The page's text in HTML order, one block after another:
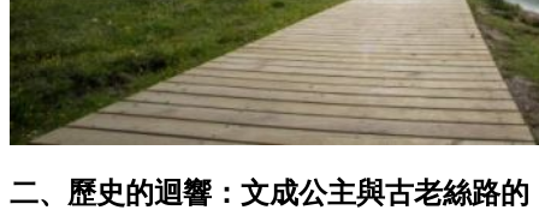
二、歷史的迴響：文成公主與古老絲路的